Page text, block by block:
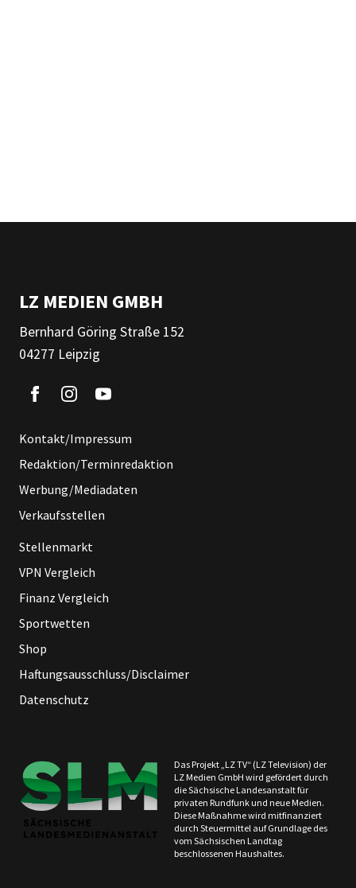
LZ MEDIEN GMBH
Bernhard Göring Straße 152
04277 Leipzig
Kontakt/Impressum
Redaktion/Terminredaktion
Werbung/Mediadaten
Verkaufsstellen
Stellenmarkt
VPN Vergleich
Finanz Vergleich
Sportwetten
Shop
Haftungsausschluss/Disclaimer
Datenschutz
Das Projekt „LZ TV“ (LZ Television) der
LZ Medien GmbH wird gefördert durch
die Sächsische Landesanstalt für
privaten Rundfunk und neue Medien.
Diese Maßnahme wird mitfinanziert
durch Steuermittel auf Grundlage des
vom Sächsischen Landtag
beschlossenen Haushaltes.